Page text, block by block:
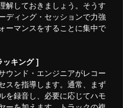
解しておきましょう。そうす
ディング・セッションで力強
ーマンスをすることに集中で
ッキング ]
ウンド・エンジニアがレコー
スを指導します。通常、まず
を録音し、必要に応じてハモ